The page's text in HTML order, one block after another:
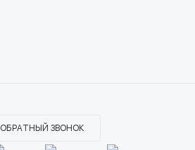
ОБРАТНЫЙ ЗВОНОК